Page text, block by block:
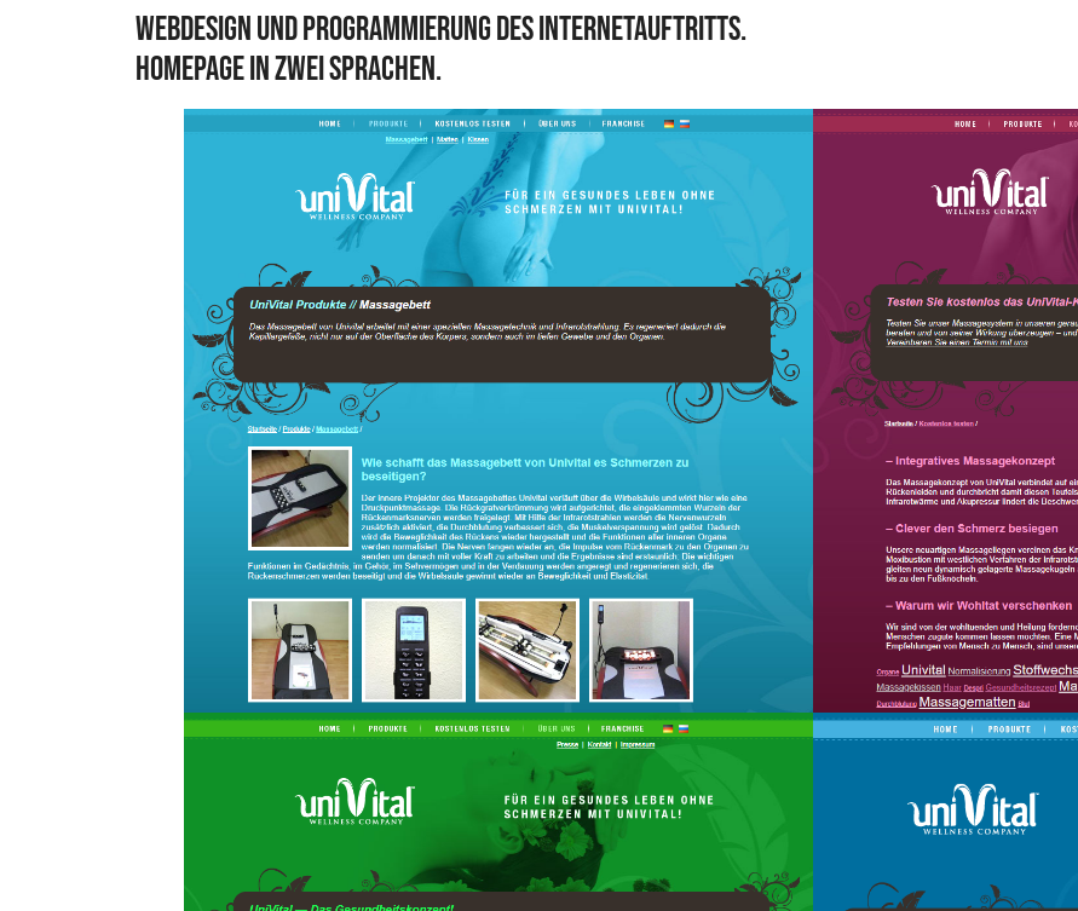
Webdesign und Programmierung des Internetauftritts.
Homepage in zwei Sprachen.